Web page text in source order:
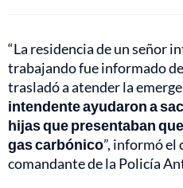
“La residencia de un señor
trabajando fue informado
trasladó a atender la
intendente ayudaron a
hijas que presentaban
gas carbónico”, informó
comandante de la Policía